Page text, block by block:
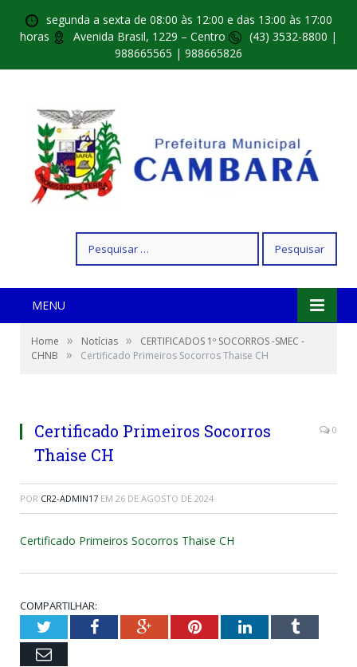
segunda a sexta de 08:00 às 12:00 e das 13:00 às 17:00
horas
Avenida Brasil, 1229 – Centro
(43) 3532-8800 |
988665565 | 988665826
por:
MENU
Home » Notícias »
CERTIFICADOS 1º SOCORROS -SMEC -
CHNB
» Certificado Primeiros Socorros Thaise CH
Certificado Primeiros Socorros
Thaise CH
0
POR CR2-ADMIN17 EM 26 DE AGOSTO DE 2024
Certificado Primeiros Socorros Thaise CH
COMPARTILHAR:
TwitterFacebookGoogle+PinterestLinkedInTumblr
Email